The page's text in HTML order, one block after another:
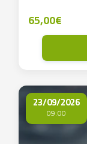
65,00€
23/09/2026
09:00